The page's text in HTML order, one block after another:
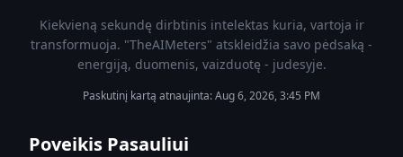
Kiekvieną sekundę dirbtinis intelektas kuria, vartoja ir
transformuoja. "TheAIMeters" atskleidžia savo pėdsaką -
energiją, duomenis, vaizduotę - judesyje.
Paskutinį kartą atnaujinta:Aug 6, 2026, 3:45 PM
Poveikis Pasauliui